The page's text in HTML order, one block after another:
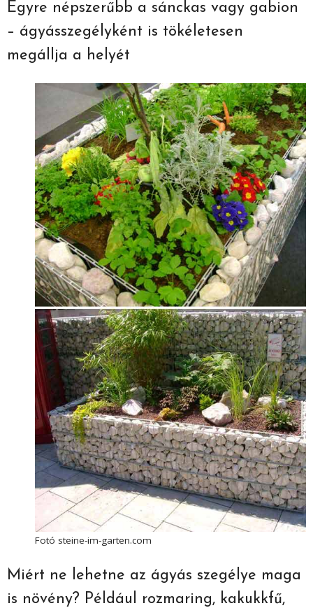
Egyre népszerűbb a sánckas vagy gabion
– ágyásszegélyként is tökéletesen
megállja a helyét
Fotó steine-im-garten.com
Miért ne lehetne az ágyás szegélye maga
is növény? Például rozmaring, kakukkfű,